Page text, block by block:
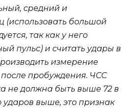
средний и
большой
так как у него
пульс) и считать удары в
измерение
после пробуждения. ЧСС
не должна быть выше 72 в
ударов выше, это признак